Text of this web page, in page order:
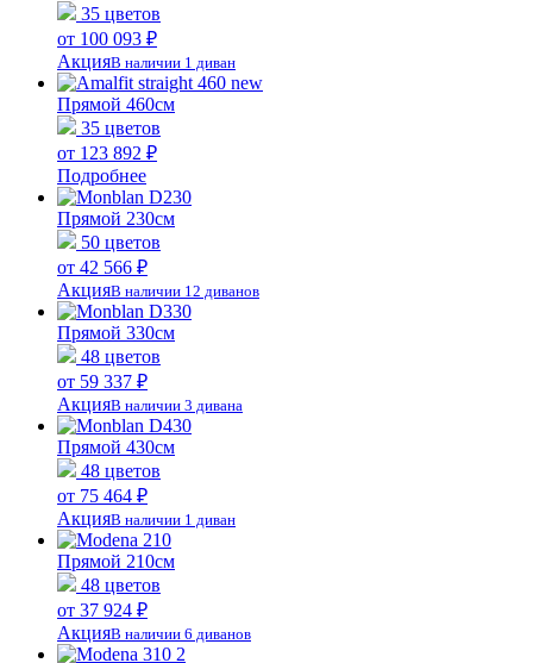
35 цветов
от 100 093 ₽
АкцияВ наличии 1 диван
Прямой 460см
35 цветов
от 123 892 ₽
Подробнее
Прямой 230см
50 цветов
от 42 566 ₽
АкцияВ наличии 12 диванов
Прямой 330см
48 цветов
от 59 337 ₽
АкцияВ наличии 3 дивана
Прямой 430см
48 цветов
от 75 464 ₽
АкцияВ наличии 1 диван
Прямой 210см
48 цветов
от 37 924 ₽
АкцияВ наличии 6 диванов